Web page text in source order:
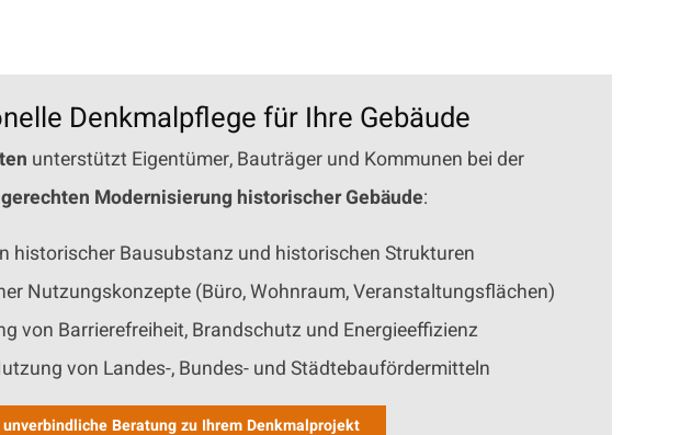
Denkmalpflege für Ihre Gebäude
unterstützt Eigentümer, Bauträger und Kommunen bei der
Modernisierung historischer Gebäude:
historischer Bausubstanz und historischen Strukturen
Nutzungskonzepte (Büro, Wohnraum, Veranstaltungsflächen)
von Barrierefreiheit, Brandschutz und Energieeffizienz
von Landes-, Bundes- und Städtebaufördermitteln
Beratung zu Ihrem Denkmalprojekt